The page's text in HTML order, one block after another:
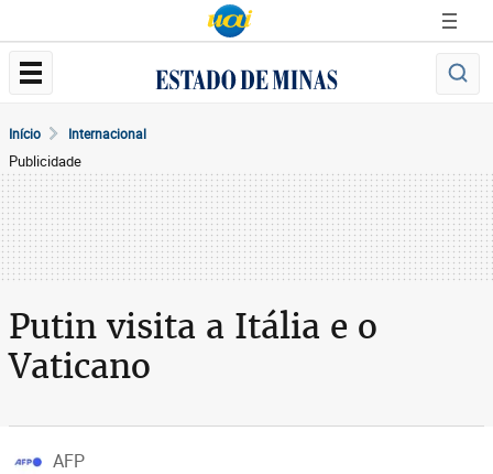
Início Internacional
Publicidade
Putin visita a Itália e o
Vaticano
AFP